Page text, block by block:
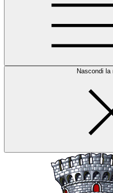
Nascondi la